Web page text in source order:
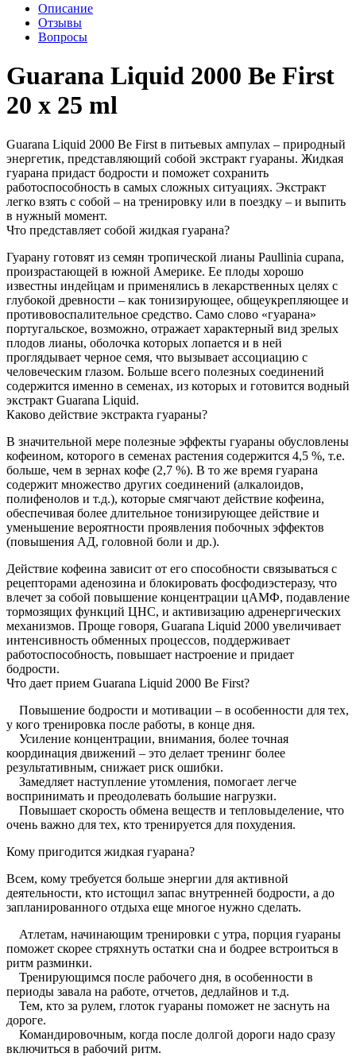
Описание
Отзывы
Вопросы
Guarana Liquid 2000 Be First
20 x 25 ml
Guarana Liquid 2000 Be First в питьевых ампулах – природный
энергетик, представляющий собой экстракт гуараны. Жидкая
гуарана придаст бодрости и поможет сохранить
работоспособность в самых сложных ситуациях. Экстракт
легко взять с собой – на тренировку или в поездку – и выпить
в нужный момент.
Что представляет собой жидкая гуарана?
Гуарану готовят из семян тропической лианы Paullinia cupana,
произрастающей в южной Америке. Ее плоды хорошо
известны индейцам и применялись в лекарственных целях с
глубокой древности – как тонизирующее, общеукрепляющее и
противовоспалительное средство. Само слово «гуарана»
португальское, возможно, отражает характерный вид зрелых
плодов лианы, оболочка которых лопается и в ней
проглядывает черное семя, что вызывает ассоциацию с
человеческим глазом. Больше всего полезных соединений
содержится именно в семенах, из которых и готовится водный
экстракт Guarana Liquid.
Каково действие экстракта гуараны?
В значительной мере полезные эффекты гуараны обусловлены
кофеином, которого в семенах растения содержится 4,5 %, т.е.
больше, чем в зернах кофе (2,7 %). В то же время гуарана
содержит множество других соединений (алкалоидов,
полифенолов и т.д.), которые смягчают действие кофеина,
обеспечивая более длительное тонизирующее действие и
уменьшение вероятности проявления побочных эффектов
(повышения АД, головной боли и др.).
Действие кофеина зависит от его способности связываться с
рецепторами аденозина и блокировать фосфодиэстеразу, что
влечет за собой повышение концентрации цАМФ, подавление
тормозящих функций ЦНС, и активизацию адренергических
механизмов. Проще говоря, Guarana Liquid 2000 увеличивает
интенсивность обменных процессов, поддерживает
работоспособность, повышает настроение и придает
бодрости.
Что дает прием Guarana Liquid 2000 Be First?
Повышение бодрости и мотивации – в особенности для тех,
у кого тренировка после работы, в конце дня.
Усиление концентрации, внимания, более точная
координация движений – это делает тренинг более
результативным, снижает риск ошибки.
Замедляет наступление утомления, помогает легче
воспринимать и преодолевать большие нагрузки.
Повышает скорость обмена веществ и тепловыделение, что
очень важно для тех, кто тренируется для похудения.
Кому пригодится жидкая гуарана?
Всем, кому требуется больше энергии для активной
деятельности, кто истощил запас внутренней бодрости, а до
запланированного отдыха еще многое нужно сделать.
Атлетам, начинающим тренировки с утра, порция гуараны
поможет скорее стряхнуть остатки сна и бодрее встроиться в
ритм разминки.
Тренирующимся после рабочего дня, в особенности в
периоды завала на работе, отчетов, дедлайнов и т.д.
Тем, кто за рулем, глоток гуараны поможет не заснуть на
дороге.
Командировочным, когда после долгой дороги надо сразу
включиться в рабочий ритм.